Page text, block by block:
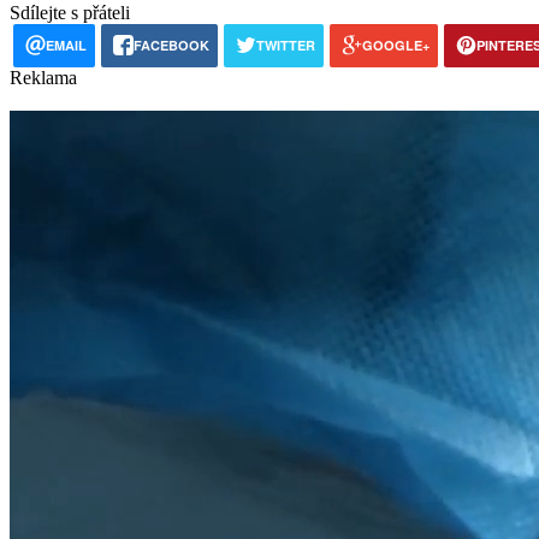
Sdílejte s přáteli
EMAIL FACEBOOK TWITTER GOOGLE+
Reklama